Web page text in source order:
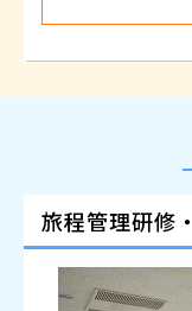
旅程管理研修